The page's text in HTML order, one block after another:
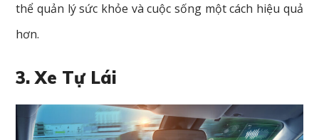
thể quản lý sức khỏe và cuộc sống một cách hiệu quả
hơn.
3. Xe Tự Lái